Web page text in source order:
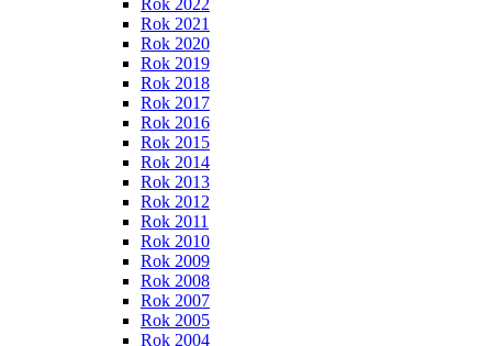
Rok 2022
Rok 2021
Rok 2020
Rok 2019
Rok 2018
Rok 2017
Rok 2016
Rok 2015
Rok 2014
Rok 2013
Rok 2012
Rok 2011
Rok 2010
Rok 2009
Rok 2008
Rok 2007
Rok 2005
Rok 2004